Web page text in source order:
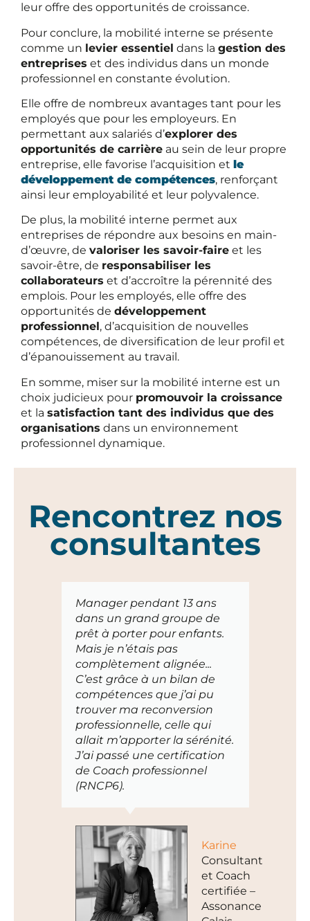
leur offre des opportunités de croissance.
Pour conclure, la mobilité interne se présente
comme un levier essentiel dans la gestion des
entreprises et des individus dans un monde
professionnel en constante évolution.
Elle offre de nombreux avantages tant pour les
employés que pour les employeurs. En
permettant aux salariés d’explorer des
opportunités de carrière au sein de leur propre
entreprise, elle favorise l’acquisition et le
développement de compétences, renforçant
ainsi leur employabilité et leur polyvalence.
De plus, la mobilité interne permet aux
entreprises de répondre aux besoins en main-
d’œuvre, de valoriser les savoir-faire et les
savoir-être, de responsabiliser les
collaborateurs et d’accroître la pérennité des
emplois. Pour les employés, elle offre des
opportunités de développement
professionnel, d’acquisition de nouvelles
compétences, de diversification de leur profil et
d’épanouissement au travail.
En somme, miser sur la mobilité interne est un
choix judicieux pour promouvoir la croissance
et la satisfaction tant des individus que des
organisations dans un environnement
professionnel dynamique.
Rencontrez nos
consultantes
Manager pendant 13 ans
dans un grand groupe de
prêt à porter pour enfants.
Mais je n’étais pas
complètement alignée...
C’est grâce à un bilan de
compétences que j’ai pu
trouver ma reconversion
professionnelle, celle qui
allait m’apporter la sérénité.
J’ai passé une certification
de Coach professionnel
(RNCP6).
Karine
Consultante
et Coach
certifiée –
Assonance